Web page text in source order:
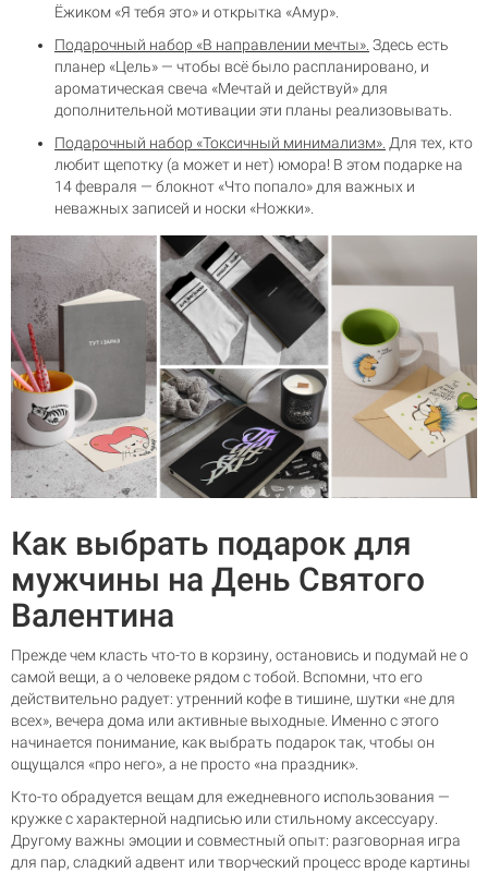
Ёжиком «Я тебя это» и открытка «Амур».
Подарочный набор «В направлении мечты». Здесь есть
планер «Цель» — чтобы всё было распланировано, и
ароматическая свеча «Мечтай и действуй» для
дополнительной мотивации эти планы реализовывать.
Подарочный набор «Токсичный минимализм». Для тех, кто
любит щепотку (а может и нет) юмора! В этом подарке на
14 февраля — блокнот «Что попало» для важных и
неважных записей и носки «Ножки».
Как выбрать подарок для
мужчины на День Святого
Валентина
Прежде чем класть что-то в корзину, остановись и подумай не о
самой вещи, а о человеке рядом с тобой. Вспомни, что его
действительно радует: утренний кофе в тишине, шутки «не для
всех», вечера дома или активные выходные. Именно с этого
начинается понимание, как выбрать подарок так, чтобы он
ощущался «про него», а не просто «на праздник».
Кто-то обрадуется вещам для ежедневного использования —
кружке с характерной надписью или стильному аксессуару.
Другому важны эмоции и совместный опыт: разговорная игра
для пар, сладкий адвент или творческий процесс вроде картины